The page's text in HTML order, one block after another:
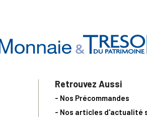
Retrouvez Aussi
- Nos Précommandes
- Nos articles d'actualité